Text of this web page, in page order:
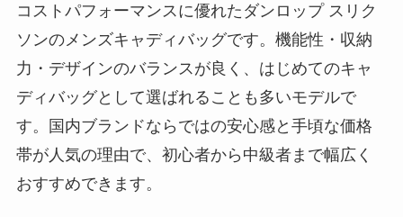
コストパフォーマンスに優れたダンロップ スリク
ソンのメンズキャディバッグです。機能性・収納
力・デザインのバランスが良く、はじめてのキャ
ディバッグとして選ばれることも多いモデルで
す。国内ブランドならではの安心感と手頃な価格
帯が人気の理由で、初心者から中級者まで幅広く
おすすめできます。